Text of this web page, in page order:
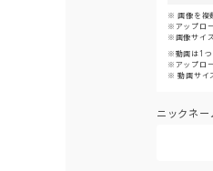
画像を複
アップロ
画像サイ
動画は1つ
アップロ
動画サイ
ニックネー